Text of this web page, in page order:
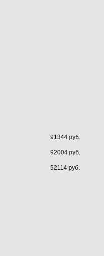
91344 руб.
92004 руб.
92114 руб.